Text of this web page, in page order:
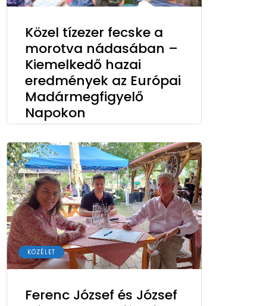
Közel tízezer fecske a
morotva nádasában –
Kiemelkedő hazai
eredmények az Európai
Madármegfigyelő
Napokon
KÖZÉLET
Ferenc József és József